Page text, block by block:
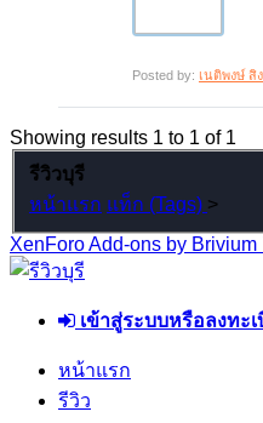
Posted by: เนติพงษ์ สิ
Showing results 1 to 1 of 1
รีวิวบุรี
หน้าแรก แท็ก (Tags) >
XenForo Add-ons by
เข้าสู่ระบบหรือลงทะ
หน้าแรก
รีวิว